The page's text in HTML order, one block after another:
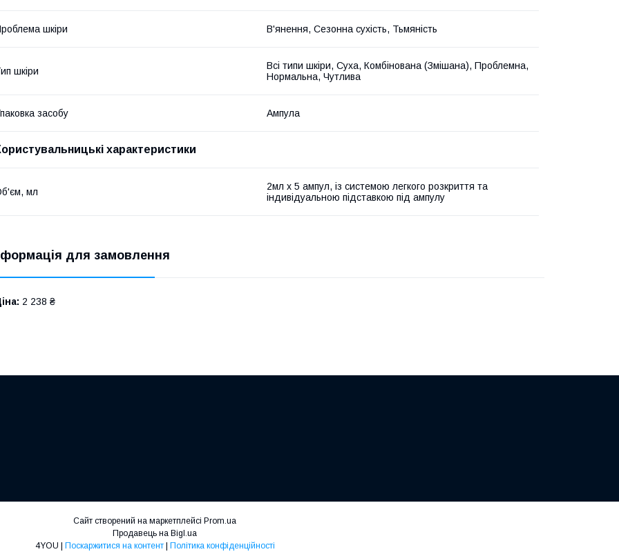
шкіри В'янення, Сезонна сухість, Тьмяність
шкіри
Всі типи шкіри, Суха, Комбінована (Змішана), Проблемна,
Нормальна, Чутлива
засобу Ампула
характеристики
мл
2мл х 5 ампул, із системою легкого розкриття та
індивідуальною підставкою під ампулу
для замовлення
2 238 ₴
Сайт створений на маркетплейсі Prom.ua
Продавець на Bigl.ua
4YOU | Поскаржитися на контент | Політика конфіденційності